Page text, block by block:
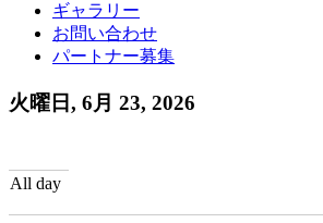
ギャラリー
お問い合わせ
パートナー募集
火曜日, 6月 23, 2026
All day